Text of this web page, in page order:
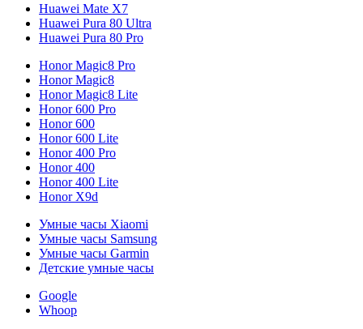
Huawei Mate X7
Huawei Pura 80 Ultra
Huawei Pura 80 Pro
Honor Magic8 Pro
Honor Magic8
Honor Magic8 Lite
Honor 600 Pro
Honor 600
Honor 600 Lite
Honor 400 Pro
Honor 400
Honor 400 Lite
Honor X9d
Умные часы Xiaomi
Умные часы Samsung
Умные часы Garmin
Детские умные часы
Google
Whoop